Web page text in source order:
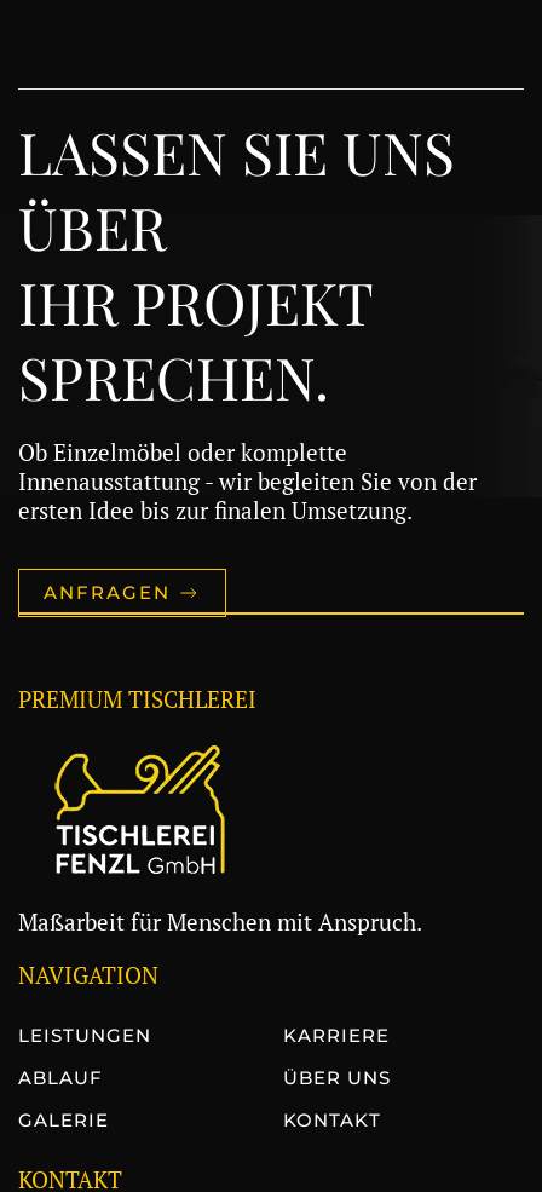
LASSEN SIE UNS
ÜBER
IHR PROJEKT
SPRECHEN.
Ob Einzelmöbel oder komplette
Innenausstattung - wir begleiten Sie von der
ersten Idee bis zur finalen Umsetzung.
ANFRAGEN
PREMIUM TISCHLEREI
Maßarbeit für Menschen mit Anspruch.
NAVIGATION
LEISTUNGEN
ABLAUF
GALERIE
KARRIERE
ÜBER UNS
KONTAKT
KONTAKT